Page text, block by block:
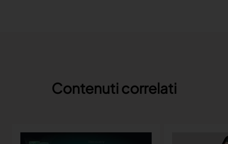
Contenuti correlati